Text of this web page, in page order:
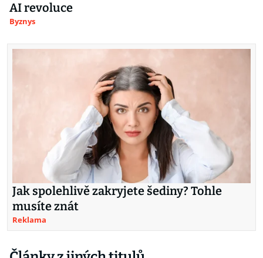
AI revoluce
Byznys
Jak spolehlivě zakryjete šediny? Tohle
musíte znát
Reklama